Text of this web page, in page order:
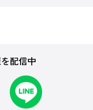
配信中